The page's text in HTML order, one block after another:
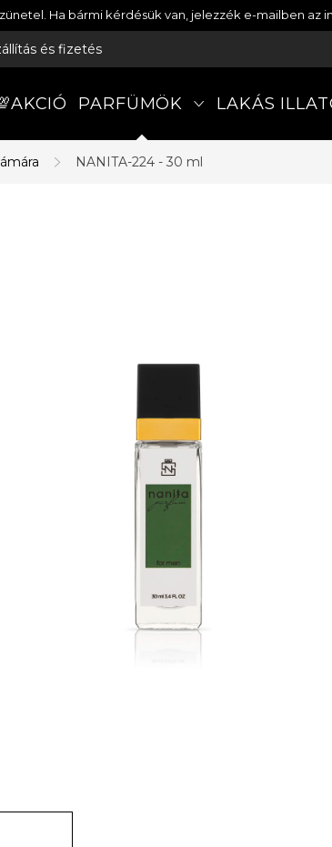
Ha bármi kérdésük van, jelezzék e-mailben
és fizetés
PARFÜMÖK LAKÁS
NANITA-224 - 30 ml